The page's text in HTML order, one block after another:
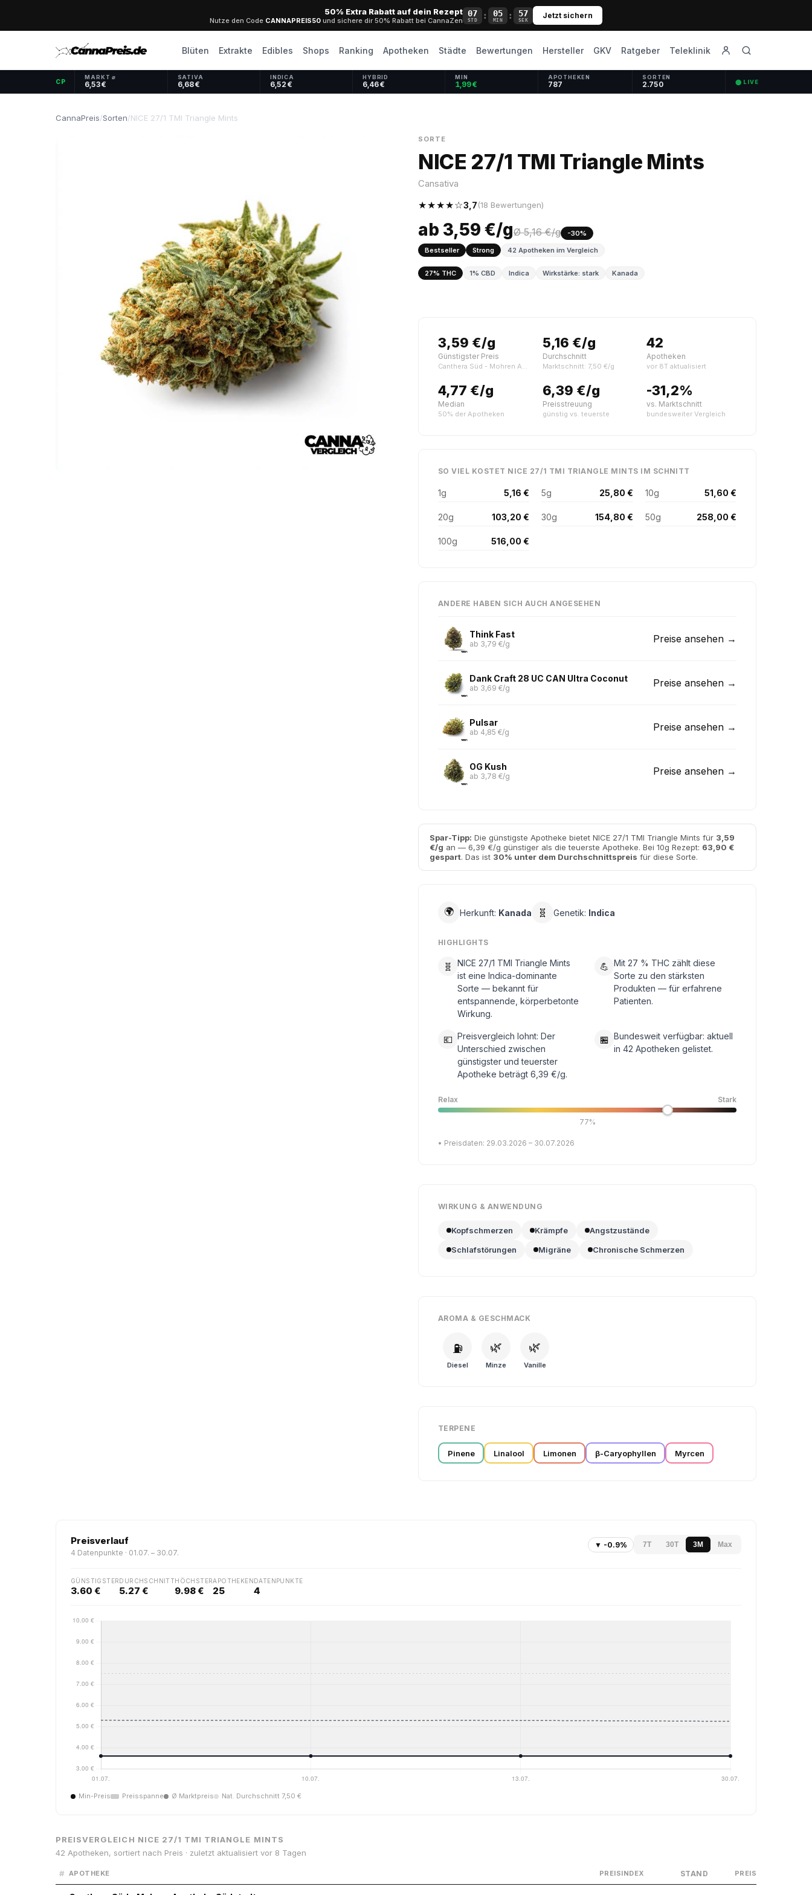
50% Extra Rabatt auf dein Rezept
Nutze den Code CANNAPREIS50 und sichere dir 50% Rabatt bei CannaZen
07
STD : 05
MIN : 56
SEK Jetzt sichern
Blüten Extrakte Edibles Shops Ranking Apotheken Städte Bewertungen Hersteller GKV Ratgeber Teleklinik
CP
MARKT ⌀
6,53 €
SATIVA
6,68 €
INDICA
6,52 €
HYBRID
6,46 €
MIN
1,99 €
APOTHEKEN
787
SORTEN
2.750 ⬤ LIVE
CannaPreis/Sorten/NICE 27/1 TMI Triangle Mints
SORTE
NICE 27/1 TMI Triangle Mints
Cansativa
★★★★☆3,7(18 Bewertungen)
ab 3,59 €/gØ 5,16 €/g
-30%
Bestseller
Strong 42 Apotheken im Vergleich
27% THC 1% CBD Indica Wirkstärke: stark Kanada
3,59 €/g
Günstigster Preis
Canthera Süd - Mohren Apotheke Südstadt
5,16 €/g
Durchschnitt
Marktschnitt: 7,50 €/g
42
Apotheken
vor 8T aktualisiert
4,77 €/g
Median
50% der Apotheken
6,39 €/g
Preisstreuung
günstig vs. teuerste
-31,2%
vs. Marktschnitt
bundesweiter Vergleich
SO VIEL KOSTET NICE 27/1 TMI TRIANGLE MINTS IM SCHNITT
1g 5,16 € 5g 25,80 € 10g 51,60 €
20g 103,20 € 30g 154,80 € 50g 258,00 €
100g 516,00 €
ANDERE HABEN SICH AUCH ANGESEHEN
Think Fast
ab 3,79 €/g Preise ansehen →
Dank Craft 28 UC CAN Ultra Coconut
ab 3,69 €/g Preise ansehen →
Pulsar
ab 4,85 €/g Preise ansehen →
OG Kush
ab 3,78 €/g Preise ansehen →
Spar-Tipp: Die günstigste Apotheke bietet NICE 27/1 TMI Triangle Mints für 3,59
€/g an — 6,39 €/g günstiger als die teuerste Apotheke. Bei 10g Rezept: 63,90 €
gespart. Das ist 30% unter dem Durchschnittspreis für diese Sorte.
🌍 Herkunft: Kanada 🧬 Genetik: Indica
HIGHLIGHTS
🧬
NICE 27/1 TMI Triangle Mints
ist eine Indica-dominante
Sorte — bekannt für
entspannende, körperbetonte
Wirkung.
💪 Mit 27 % THC zählt diese
Sorte zu den stärksten
Produkten — für erfahrene
Patienten.
💶 Preisvergleich lohnt: Der
Unterschied zwischen
günstigster und teuerster
Apotheke beträgt 6,39 €/g.
🏪 Bundesweit verfügbar: aktuell
in 42 Apotheken gelistet.
Relax Stark
77%
• Preisdaten: 29.03.2026 – 30.07.2026
WIRKUNG & ANWENDUNG
Kopfschmerzen Krämpfe
Angstzustände
Schlafstörungen
Migräne Chronische Schmerzen
AROMA & GESCHMACK
⛽
Diesel
🌿
Minze
🌿
Vanille
TERPENE
Pinene Linalool Limonen β-Caryophyllen Myrcen
Preisverlauf
4 Datenpunkte · 01.07. – 30.07.
▼ -0.9% 7T 30T 3M Max
GÜNSTIGSTER
3.60 €
DURCHSCHNITT
5.27 €
HÖCHSTER
9.98 €
APOTHEKEN
25
DATENPUNKTE
4
Min-Preis Preisspanne Ø Marktpreis Nat. Durchschnitt 7,50 €
PREISVERGLEICH NICE 27/1 TMI TRIANGLE MINTS
42 Apotheken, sortiert nach Preis · zuletzt aktualisiert vor 8 Tagen
# APOTHEKE PREISINDEX STAND PREIS